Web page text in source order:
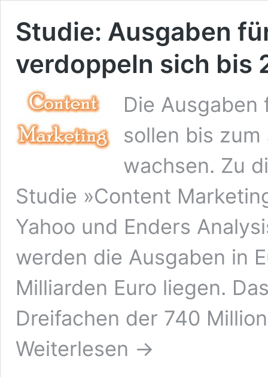
Studie: Ausgaben
verdoppeln sich bis
Die
sollen bis
wachsen. Zu
Studie »Content
Yahoo und Enders
werden die Ausgaben in
Milliarden Euro liegen.
Dreifachen der 740
Weiterlesen →